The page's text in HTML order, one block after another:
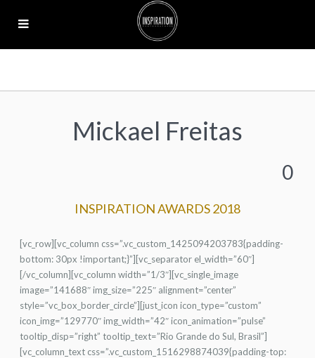
Mickael Freitas
0
INSPIRATION AWARDS 2018
[vc_row][vc_column css=”.vc_custom_1425094203783{padding-
bottom: 30px !important;}”][vc_separator el_width=”60″]
[/vc_column][vc_column width=”1/3″][vc_single_image
image=”141688″ img_size=”225″ alignment=”center”
style=”vc_box_border_circle”][just_icon icon_type=”custom”
icon_img=”129770″ img_width=”42″ icon_animation=”pulse”
tooltip_disp=”right” tooltip_text=”Rio Grande do Sul, Brasil”]
[vc_column_text css=”.vc_custom_1516298874039{padding-top: